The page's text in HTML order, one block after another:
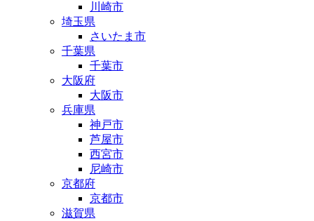
川崎市
埼玉県
さいたま市
千葉県
千葉市
大阪府
大阪市
兵庫県
神戸市
芦屋市
西宮市
尼崎市
京都府
京都市
滋賀県